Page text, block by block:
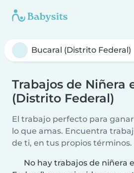
Trabajos de Niñera
(Distrito Federal)
El trabajo perfecto para
lo que amas. Encuentra
de ti, en tus propios términos.
No hay trabajos de niñera